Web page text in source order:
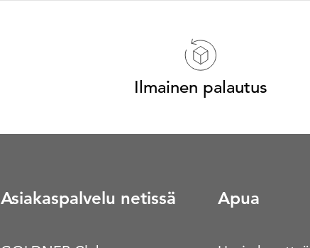
Ilmainen palautus
Asiakaspalvelu netissä Apua